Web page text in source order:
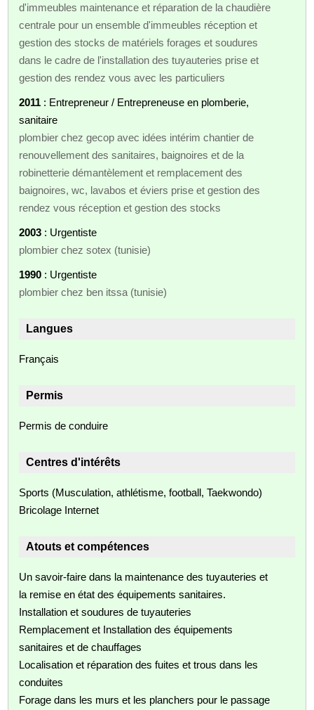
d'immeubles maintenance et réparation de la chaudière
centrale pour un ensemble d'immeubles réception et
gestion des stocks de matériels forages et soudures
dans le cadre de l'installation des tuyauteries prise et
gestion des rendez vous avec les particuliers
2011 : Entrepreneur / Entrepreneuse en plomberie,
sanitaire
plombier chez gecop avec idées intérim chantier de
renouvellement des sanitaires, baignoires et de la
robinetterie démantèlement et remplacement des
baignoires, wc, lavabos et éviers prise et gestion des
rendez vous réception et gestion des stocks
2003 : Urgentiste
plombier chez sotex (tunisie)
1990 : Urgentiste
plombier chez ben itssa (tunisie)
Langues
Français
Permis
Permis de conduire
Centres d'intérêts
Sports (Musculation, athlétisme, football, Taekwondo)
Bricolage Internet
Atouts et compétences
Un savoir-faire dans la maintenance des tuyauteries et
la remise en état des équipements sanitaires.
Installation et soudures de tuyauteries
Remplacement et Installation des équipements
sanitaires et de chauffages
Localisation et réparation des fuites et trous dans les
conduites
Forage dans les murs et les planchers pour le passage